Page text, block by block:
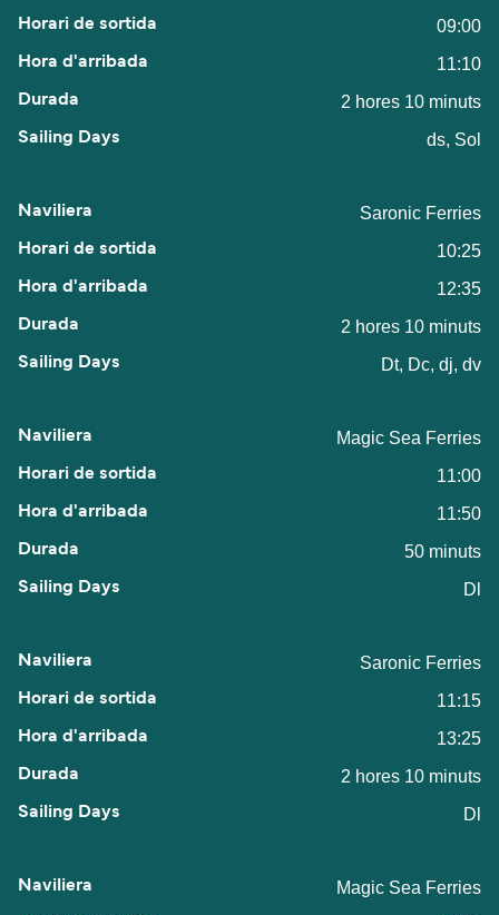
09:00
11:10
2 hores 10 minuts
ds, Sol
Saronic Ferries
10:25
12:35
2 hores 10 minuts
Dt, Dc, dj, dv
Magic Sea Ferries
11:00
11:50
50 minuts
Dl
Saronic Ferries
11:15
13:25
2 hores 10 minuts
Dl
Magic Sea Ferries